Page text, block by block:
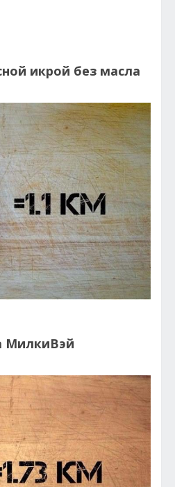
икрой без масла
МилкиВэй